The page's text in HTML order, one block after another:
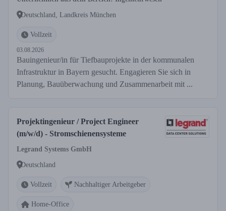
Deutschland, Landkreis München
Vollzeit
03.08.2026
Bauingenieur/in für Tiefbauprojekte in der kommunalen
Infrastruktur in Bayern gesucht. Engagieren Sie sich in
Planung, Bauüberwachung und Zusammenarbeit mit ...
Projektingenieur / Project Engineer
(m/w/d) - Stromschienensysteme
Legrand Systems GmbH
Deutschland
Vollzeit Nachhaltiger Arbeitgeber
Home-Office